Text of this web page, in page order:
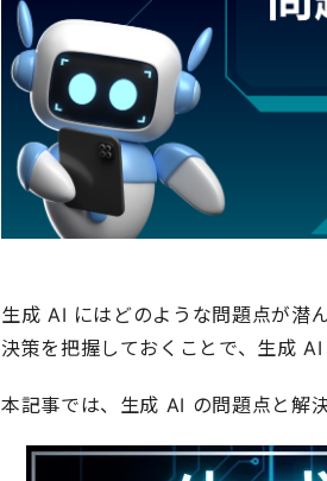
生成 AI にはどのような問題点が潜
決策を把握しておくことで、生成
本記事では、生成 AI の問題点と解